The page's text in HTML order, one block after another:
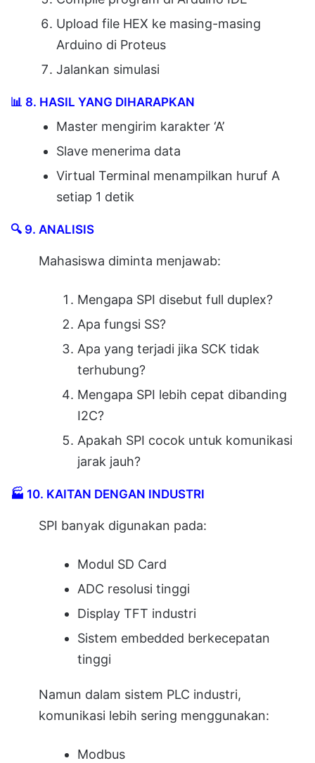
Upload file HEX ke masing-masing
Arduino di Proteus
Jalankan simulasi
📊 8. HASIL YANG DIHARAPKAN
Master mengirim karakter ‘A’
Slave menerima data
Virtual Terminal menampilkan huruf A
setiap 1 detik
🔍 9. ANALISIS
Mahasiswa diminta menjawab:
Mengapa SPI disebut full duplex?
Apa fungsi SS?
Apa yang terjadi jika SCK tidak
terhubung?
Mengapa SPI lebih cepat dibanding
I2C?
Apakah SPI cocok untuk komunikasi
jarak jauh?
🏭 10. KAITAN DENGAN INDUSTRI
SPI banyak digunakan pada:
Modul SD Card
ADC resolusi tinggi
Display TFT industri
Sistem embedded berkecepatan
tinggi
Namun dalam sistem PLC industri,
komunikasi lebih sering menggunakan:
Modbus